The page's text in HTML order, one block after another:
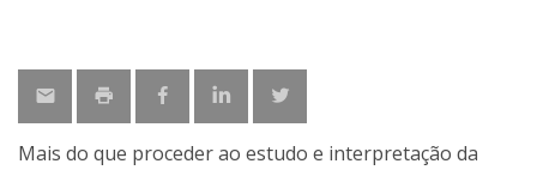
Mais do que proceder ao estudo e interpretação da